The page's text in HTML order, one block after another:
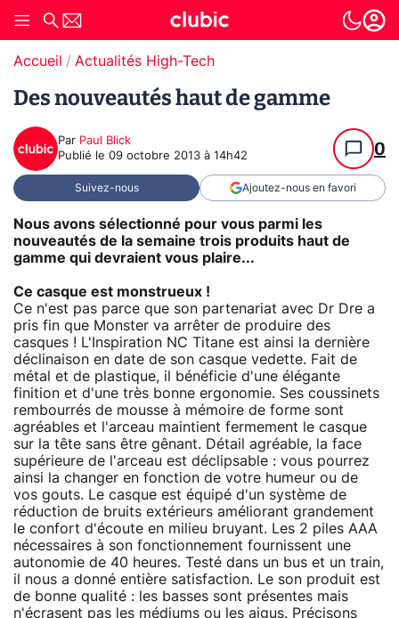
Accueil Actualités High-Tech
Des nouveautés haut de gamme
Par Paul Blick
Publié le 09 octobre 2013 à 14h42 0
Suivez-nous Ajoutez-nous en favori
Nous avons sélectionné pour vous parmi les
nouveautés de la semaine trois produits haut de
gamme qui devraient vous plaire...
Ce casque est monstrueux !
Ce n'est pas parce que son partenariat avec Dr Dre a
pris fin que Monster va arrêter de produire des
casques ! L'Inspiration NC Titane est ainsi la dernière
déclinaison en date de son casque vedette. Fait de
métal et de plastique, il bénéficie d'une élégante
finition et d'une très bonne ergonomie. Ses coussinets
rembourrés de mousse à mémoire de forme sont
agréables et l'arceau maintient fermement le casque
sur la tête sans être gênant. Détail agréable, la face
supérieure de l'arceau est déclipsable : vous pourrez
ainsi la changer en fonction de votre humeur ou de
vos gouts. Le casque est équipé d'un système de
réduction de bruits extérieurs améliorant grandement
le confort d'écoute en milieu bruyant. Les 2 piles AAA
nécessaires à son fonctionnement fournissent une
autonomie de 40 heures. Testé dans un bus et un train,
il nous a donné entière satisfaction. Le son produit est
de bonne qualité : les basses sont présentes mais
n'écrasent pas les médiums ou les aigus. Précisons